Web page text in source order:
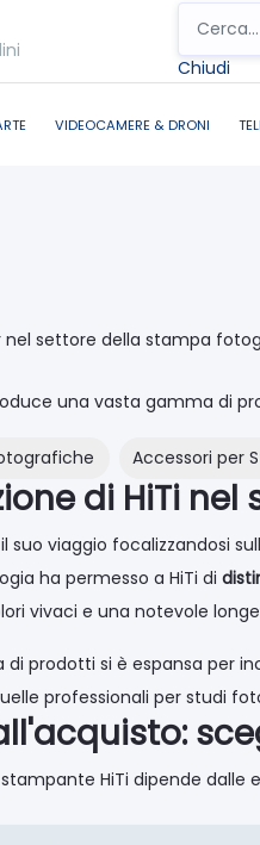
Chiudi
VIDEOCAMERE & DRONI
nel settore della stampa
una vasta gamma di
Accessori per
di HiTi
il suo viaggio focalizzandosi
ha permesso a HiTi di
vivaci e una notevole
di prodotti si è espansa per
professionali per studi
HiTi dipende